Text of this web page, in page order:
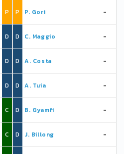
P
D
D
D
C
C
P P. Gori -
D C. Maggio -
D A. Costa -
D A. Tuia -
D B. Gyamfi -
D J. Billong -